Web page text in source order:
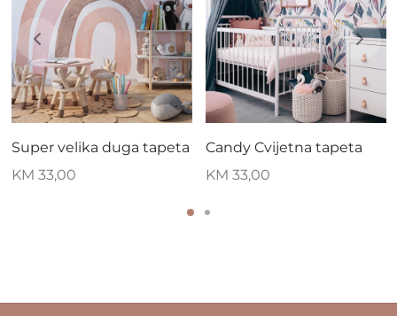
Super velika duga tapeta
KM 33,00
Candy Cvijetna tapeta
KM 33,00